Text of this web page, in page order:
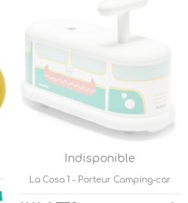
Indisponible
La Cosa 1 - Porteur Camping-car